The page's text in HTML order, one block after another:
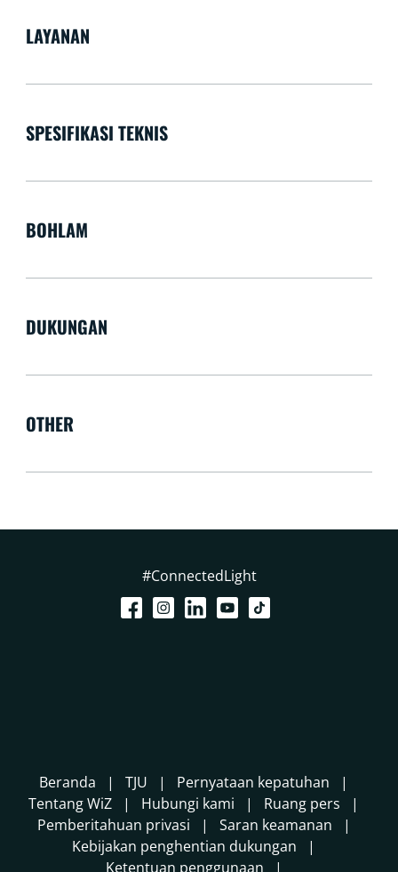
LAYANAN
SPESIFIKASI TEKNIS
BOHLAM
DUKUNGAN
OTHER
#ConnectedLight
Beranda TJU
Pernyataan kepatuhan
Tentang WiZ
Hubungi kami
Ruang pers
Pemberitahuan privasi
Saran keamanan
Kebijakan penghentian dukungan
Ketentuan penggunaan